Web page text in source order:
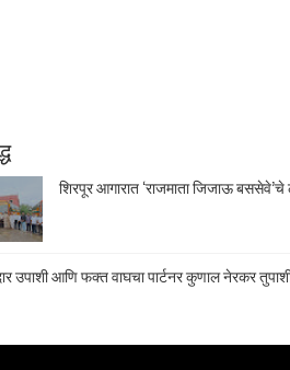
शिरपूर आगारात ‘राजमाता जिजाऊ बससेवे’चे
उपाशी आणि फक्त वाघचा पार्टनर कुणाल नेरकर